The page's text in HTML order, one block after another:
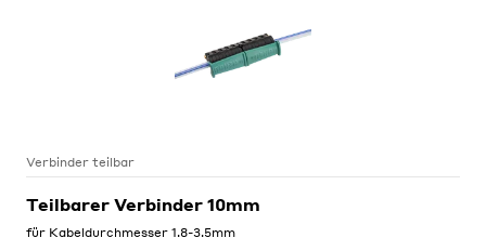
Verbinder teilbar
Teilbarer Verbinder 10mm
für Kabeldurchmesser 1.8-3.5mm